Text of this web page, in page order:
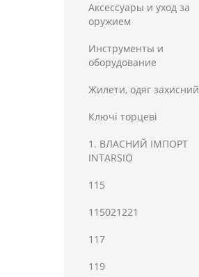
Аксессуары и уход за
оружием
Инструменты и
оборудование
Жилети, одяг захисний
Ключі торцеві
1. ВЛАСНИЙ ІМПОРТ
INTARSIO
115
115021221
117
119